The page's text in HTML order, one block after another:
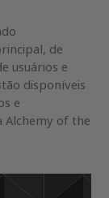
de
usuários e
disponíveis
e
Alchemy of the